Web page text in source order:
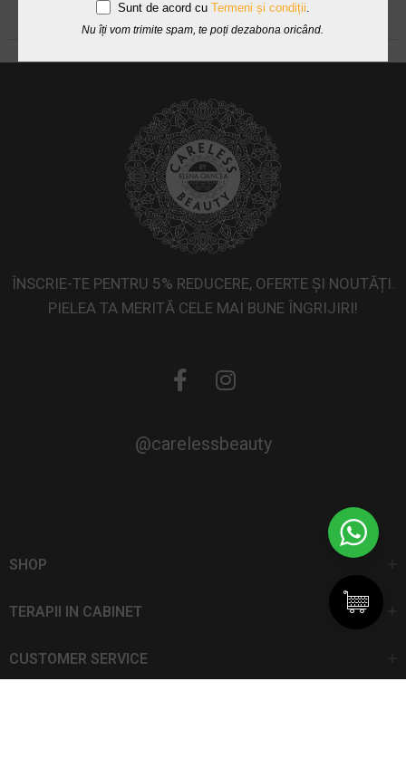
ÎNSCRIE-TE PENTRU 5% REDUCERE, OFERTE ȘI NOUTĂȚI.
PIELEA TA MERITĂ CELE MAI BUNE ÎNGRIJIRI!
@carelessbeauty
SHOP
TERAPII IN CABINET
CUSTOMER SERVICE
Sunt de acord cu Termeni și condiții.
Nu îți vom trimite spam, te poți dezabona oricând.